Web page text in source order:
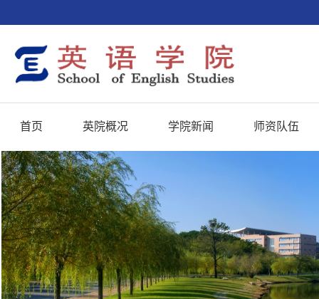
首页 英院概况 学院新闻 师资队伍